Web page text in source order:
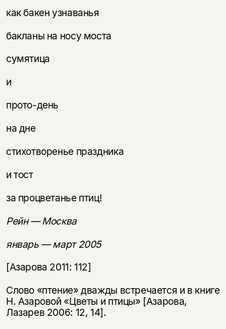
как бакен узнаванья
бакланы на носу моста
сумятица
и
прото-день
на дне
стихотворенье праздника
и тост
за процветанье птиц!
Рейн — Москва
январь — март 2005
[Азарова 2011: 112]
Слово «птение» дважды встречается и в книге
Н. Азаровой «Цветы и птицы» [Азарова,
Лазарев 2006: 12, 14].